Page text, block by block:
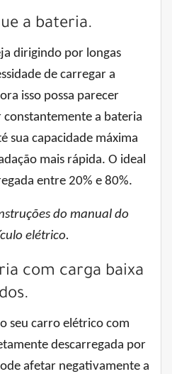
a bateria.
dirigindo por longas
de carregar a
isso possa parecer
a bateria
sua capacidade máxima
mais rápida. O ideal
entre 20% e 80%.
do manual do
elétrico.
com carga baixa
seu carro elétrico com
descarregada por
afetar negativamente a